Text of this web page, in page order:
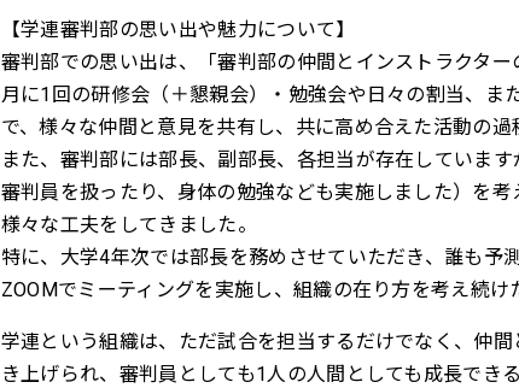
【学連審判部の思い出や魅力について】
審判部での思い出は、「審判部の仲間とインストラクター
月に1回の研修会（＋懇親会）・勉強会や日々の割当、ま
で、様々な仲間と意見を共有し、共に高め合えた活動の過
また、審判部には部長、副部長、各担当が存在していま
審判員を扱ったり、身体の勉強なども実施しました）を
様々な工夫をしてきました。
特に、大学4年次では部長を務めさせていただき、誰も予
ZOOMでミーティングを実施し、組織の在り方を考え続け
学連という組織は、ただ試合を担当するだけでなく、仲
き上げられ、審判員としても1人の人間としても成長でき